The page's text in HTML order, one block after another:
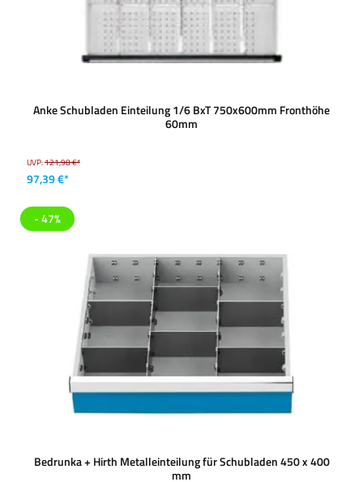
Anke Schubladen Einteilung 1/6 BxT 750x600mm Fronthöhe
60mm
UVP:121,98 €*
97,39 €*
- 47%
Bedrunka + Hirth Metalleinteilung für Schubladen 450 x 400
mm